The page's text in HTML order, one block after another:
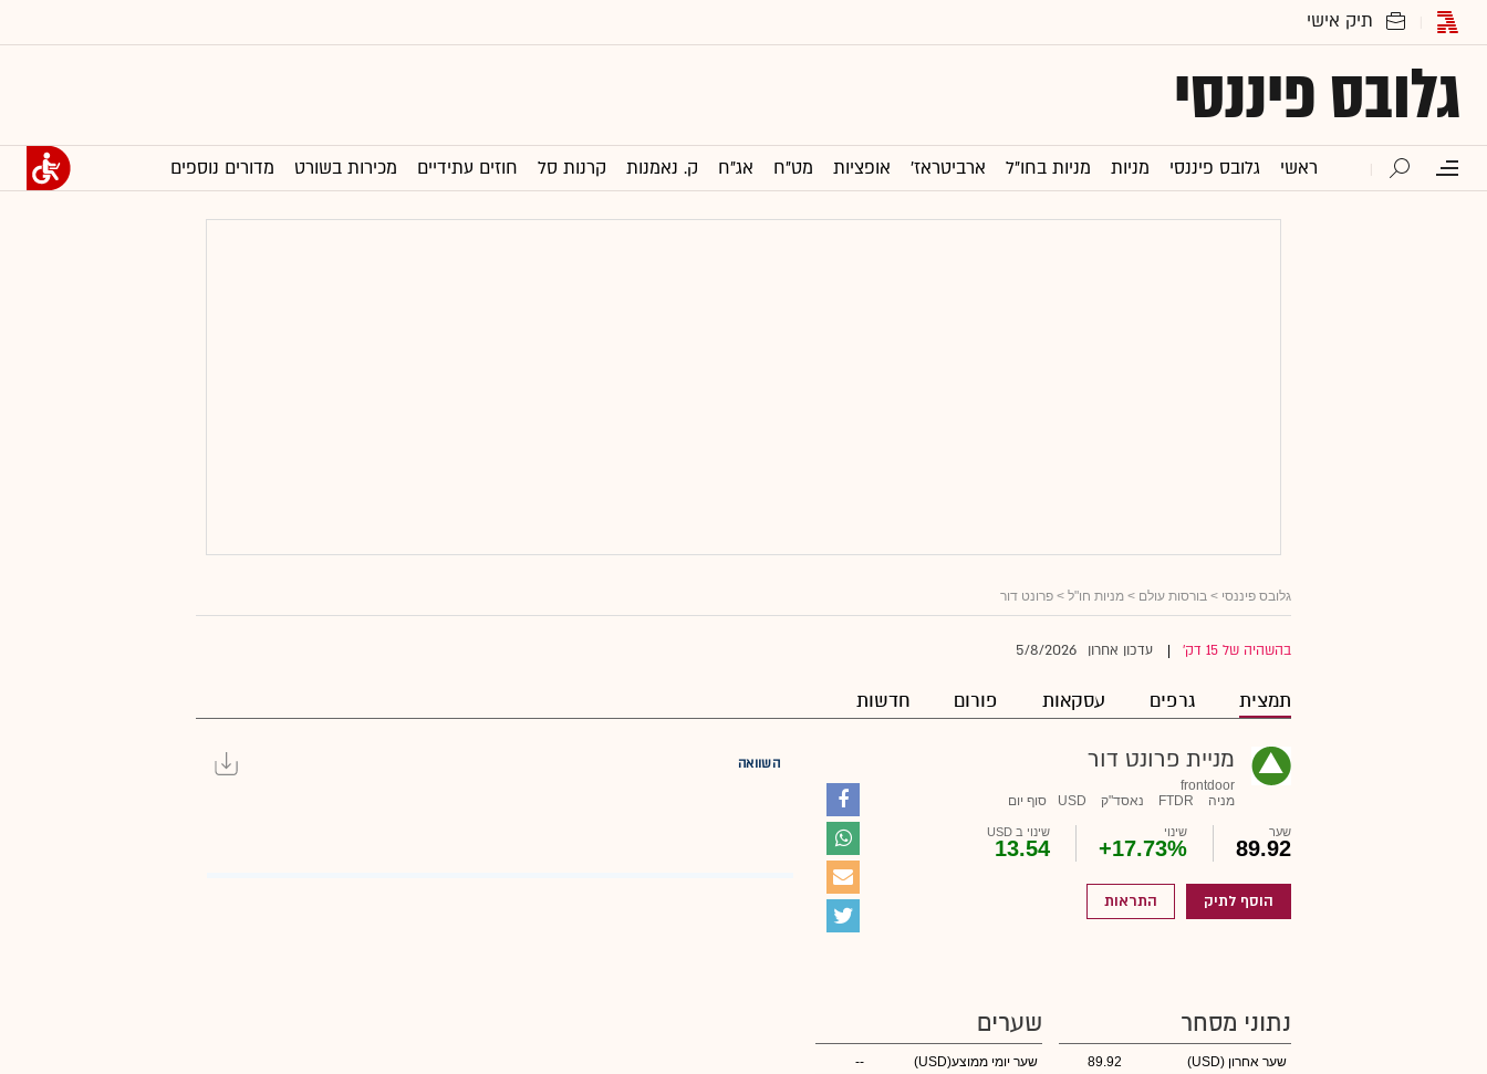
גלובס פיננסי
ראשי גלובס פיננסי מניות מניות בחו"ל ארביטראז' אופציות מט"ח אג"ח ק. נאמנות קרנות סל חוזים עתידיים מכירות בשורט מדורים נוספים
גלובס פיננסי > בורסות עולם > מניות חו"ל > פרונט דור
בהשהיה של 15 דק' עדכון אחרון 5/8/2026
תמצית גרפים עסקאות פורום חדשות
מניית פרונט דור
frontdoor
מניה
FTDR נאסד"ק USD סוף יום
שער
89.92
שינוי
+17.73%
שינוי ב USD
13.54
הוסף לתיק התראות
השוואה
נתוני מסחר
שער אחרון (USD)
89.92
שערים
שער יומי ממוצע(USD)
--